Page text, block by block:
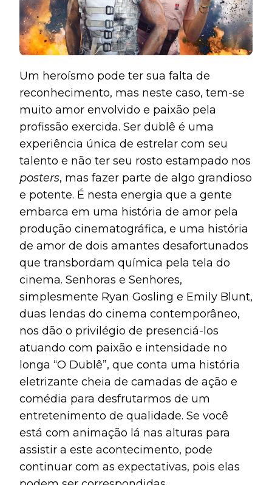
UMA
HISTÓRIA
DE
AMOR
{CRÍTICA}
Um heroísmo pode ter sua falta de
reconhecimento, mas neste caso, tem-se
muito amor envolvido e paixão pela
profissão exercida. Ser dublê é uma
experiência única de estrelar com seu
talento e não ter seu rosto estampado nos
posters, mas fazer parte de algo grandioso
e potente. É nesta energia que a gente
embarca em uma história de amor pela
produção cinematográfica, e uma história
de amor de dois amantes desafortunados
que transbordam química pela tela do
cinema. Senhoras e Senhores,
simplesmente Ryan Gosling e Emily Blunt,
duas lendas do cinema contemporâneo,
nos dão o privilégio de presenciá-los
atuando com paixão e intensidade no
longa “O Dublê”, que conta uma história
eletrizante cheia de camadas de ação e
comédia para desfrutarmos de um
entretenimento de qualidade. Se você
está com animação lá nas alturas para
assistir a este acontecimento, pode
continuar com as expectativas, pois elas